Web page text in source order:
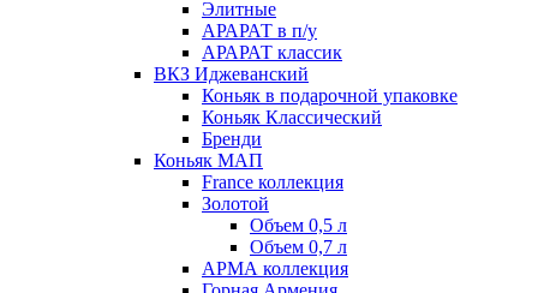
Элитные
АРАРАТ в п/у
АРАРАТ классик
ВКЗ Иджеванский
Коньяк в подарочной упаковке
Коньяк Классический
Бренди
Коньяк МАП
France коллекция
Золотой
Объем 0,5 л
Объем 0,7 л
АРМА коллекция